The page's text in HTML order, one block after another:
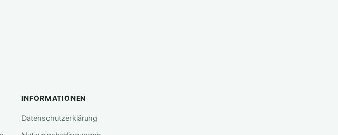
INFORMATIONEN
Datenschutzerklärung